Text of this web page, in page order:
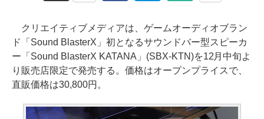
クリエイティブメディアは、ゲームオーディオブラン
ド「Sound BlasterX」初となるサウンドバー型スピーカ
ー「Sound BlasterX KATANA」(SBX-KTN)を12月中旬よ
り販売店限定で発売する。価格はオープンプライスで、
直販価格は30,800円。